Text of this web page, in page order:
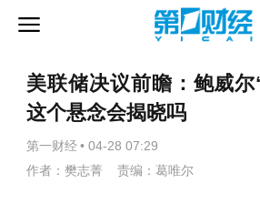
美联储决议前瞻：鲍威尔
这个悬念会揭晓吗
第一财经 • 04-28 07:29
作者：樊志菁 责编：葛唯尔